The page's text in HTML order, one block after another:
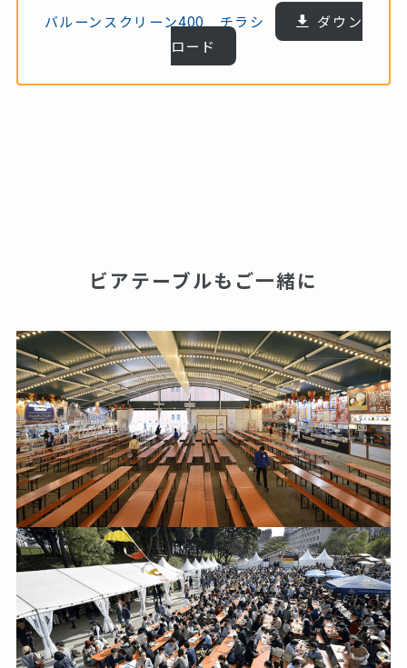
バルーンスクリーン400 チラシ
ダウン
ロード
ビアテーブルもご一緒に